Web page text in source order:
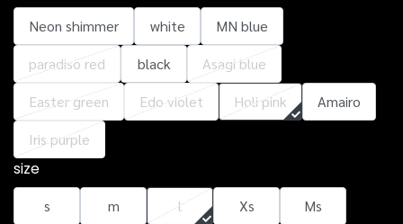
Neon shimmer white
MN blue
paradiso red
black
Asagi blue
Easter green
Edo violet Holi pink
Amairo
Iris purple
size
s m l Xs Ms